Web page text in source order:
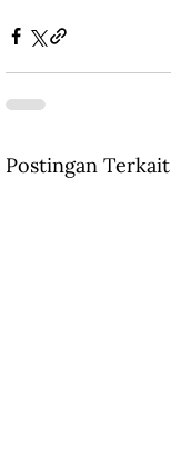
Postingan Terkait